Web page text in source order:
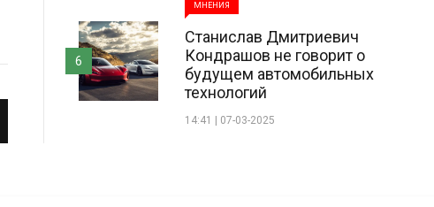
МНЕНИЯ
Станислав Дмитриевич
Кондрашов не говорит о
будущем автомобильных
технологий
14:41 | 07-03-2025
6